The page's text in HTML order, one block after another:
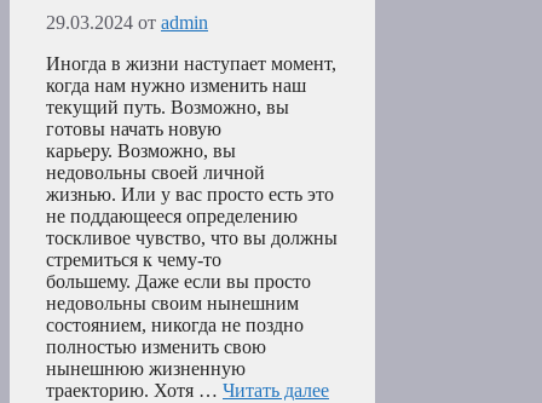
29.03.2024 от admin
Иногда в жизни наступает момент,
когда нам нужно изменить наш
текущий путь. Возможно, вы
готовы начать новую
карьеру. Возможно, вы
недовольны своей личной
жизнью. Или у вас просто есть это
не поддающееся определению
тоскливое чувство, что вы должны
стремиться к чему-то
большему. Даже если вы просто
недовольны своим нынешним
состоянием, никогда не поздно
полностью изменить свою
нынешнюю жизненную
траекторию. Хотя … Читать далее